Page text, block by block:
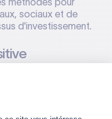
sociaux et de
d'investissement.
d'investir dans
ne respectent pas
Par exemple, les